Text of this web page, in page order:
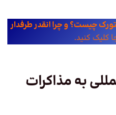
چیست؟ و چرا انقدر طرفدار
کلیک کنید.
بهمذاکرات